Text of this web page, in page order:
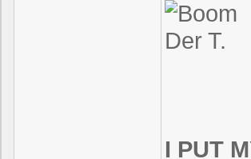
Der T.
I PUT